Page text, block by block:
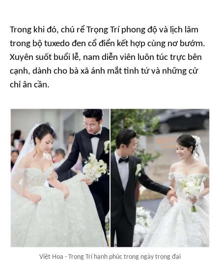
Trong khi đó, chú rể Trọng Trí phong độ và lịch lãm
trong bộ tuxedo đen cổ điển kết hợp cùng nơ bướm.
Xuyên suốt buổi lễ, nam diễn viên luôn túc trực bên
cạnh, dành cho bà xã ánh mắt tình tứ và những cử
chỉ ân cần.
Việt Hoa - Trọng Trí hạnh phúc trong ngày trọng đại